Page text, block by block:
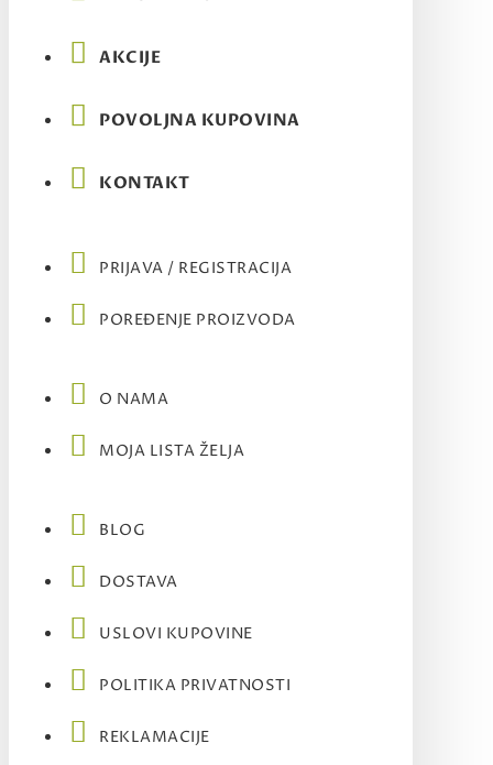
AKCIJE
POVOLJNA KUPOVINA
KONTAKT
PRIJAVA / REGISTRACIJA
POREĐENJE PROIZVODA
O NAMA
MOJA LISTA ŽELJA
BLOG
DOSTAVA
USLOVI KUPOVINE
POLITIKA PRIVATNOSTI
REKLAMACIJE